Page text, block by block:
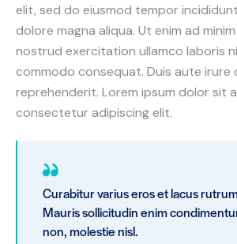
elit, sed do eiusmod tempor
dolore magna aliqua. Ut enim ad
nostrud exercitation ullamco laboris
commodo consequat. Duis aute irure
reprehenderit. Lorem ipsum dolor sit
consectetur adipiscing elit.
Curabitur varius eros et lacus
Mauris sollicitudin enim
non, molestie nisl.